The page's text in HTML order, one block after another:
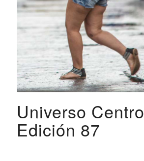
Universo Centro
Edición 87